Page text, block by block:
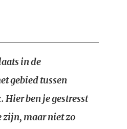
in de
gebied tussen
Hier ben je gestresst
zijn, maar niet zo